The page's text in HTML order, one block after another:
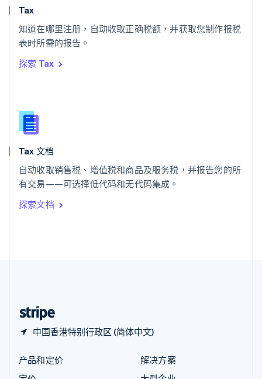
Tax
知道在哪里注册，自动收取正确税额，并获取您制作报税
表时所需的报告。
探索 Tax
Tax 文档
自动收取销售税、增值税和商品及服务税，并报告您的所
有交易——可选择低代码和无代码集成。
探索文档
中国香港特别行政区 (简体中文)
泰国
ไทยEnglish
English
English
新西兰
匈牙利
意大利
ItalianoEnglish
印度
English
产品和定价
解决方案